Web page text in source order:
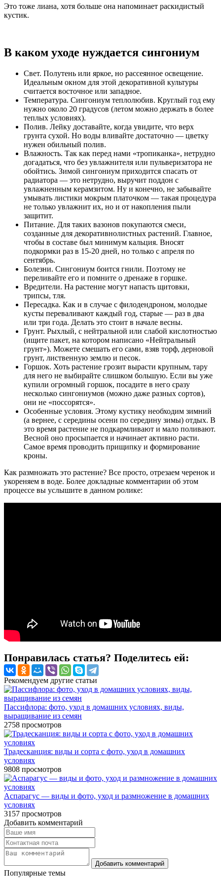
Это тоже лиана, хотя больше она напоминает раскидистый
кустик.
В каком уходе нуждается сингониум
Свет. Полутень или яркое, но рассеянное освещение.
Идеальным окном для этой декоративной культуры
считается восточное или западное.
Температура. Сингониум теплолюбив. Круглый год ему
нужно около 20 градусов (летом можно держать в более
теплых условиях).
Полив. Лейку доставайте, когда увидите, что верх
грунта сухой. Но воды вливайте достаточно — цветку
нужен обильный полив.
Влажность. Так как перед нами «тропиканка», нетрудно
догадаться, что без увлажнителя или пульверизатора не
обойтись. Зимой сингониум приходится спасать от
радиатора — это нетрудно, выручит поддон с
увлажненным керамзитом. Ну и конечно, не забывайте
умывать листики мокрым платочком — такая процедура
не только увлажнит их, но и от накопления пыли
защитит.
Питание. Для таких вазонов покупаются смеси,
созданные для декоративнолистных растений. Главное,
чтобы в составе был минимум кальция. Вносят
подкормки раз в 15-20 дней, но только с апреля по
сентябрь.
Болезни. Сингониум боится гнили. Поэтому не
переливайте его и помните о дренаже в горшке.
Вредители. На растение могут напасть щитовки,
трипсы, тля.
Пересадка. Как и в случае с филодендроном, молодые
кусты переваливают каждый год, старые — раз в два
или три года. Делать это стоит в начале весны.
Грунт. Рыхлый, с нейтральной или слабой кислотностью
(ищите пакет, на котором написано «Нейтральный
грунт»). Можете смешать его сами, взяв торф, дерновой
грунт, лиственную землю и песок.
Горшок. Хоть растение грозит вырасти крупным, тару
для него не выбирайте слишком большую. Если вы уже
купили огромный горшок, посадите в него сразу
несколько сингониумов (можно даже разных сортов),
они не «поссорятся».
Особенные условия. Этому кустику необходим зимний
(а вернее, с середины осени по середину зимы) отдых. В
это время растение не подкармливают и мало поливают.
Весной оно просыпается и начинает активно расти.
Самое время проводить прищипку и формирование
кроны.
Как размножать это растение? Все просто, отрезаем черенок и
укореняем в воде. Более докладные комментарии об этом
процессе вы услышите в данном ролике:
Понравилась статья? Поделитесь ей:
Рекомендуем другие статьи
Пассифлора: фото, уход в домашних условиях, виды,
выращивание из семян
2758 просмотров
Традесканция: виды и сорта с фото, уход в домашних
условиях
9808 просмотров
Аспарагус — виды и фото, уход и размножение в домашних
условиях
3157 просмотров
Добавить комментарий
Популярные темы